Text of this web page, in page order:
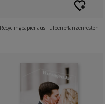
Recyclingpapier aus Tulpenpflanzenresten